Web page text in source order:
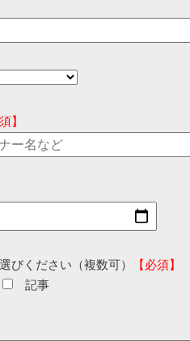
】
びください（複数可）
【必須】
記事